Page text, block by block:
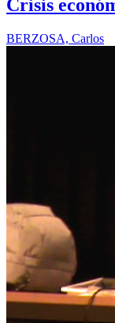
Crisis
BERZOSA, Carlos